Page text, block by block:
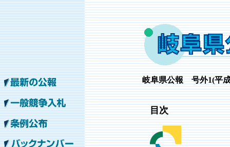
岐阜県公報 号外1(平
目次